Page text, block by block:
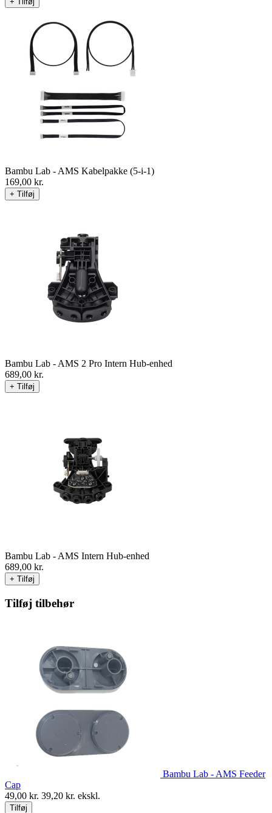
Bambu Lab - AMS Kabelpakke (5-i-1)
169,00 kr.
+ Tilføj
Bambu Lab - AMS 2 Pro Intern Hub-enhed
689,00 kr.
+ Tilføj
Bambu Lab - AMS Intern Hub-enhed
689,00 kr.
+ Tilføj
Tilføj tilbehør
Bambu Lab - AMS Feeder
Cap
49,00 kr. 39,20 kr. ekskl.
Tilføj